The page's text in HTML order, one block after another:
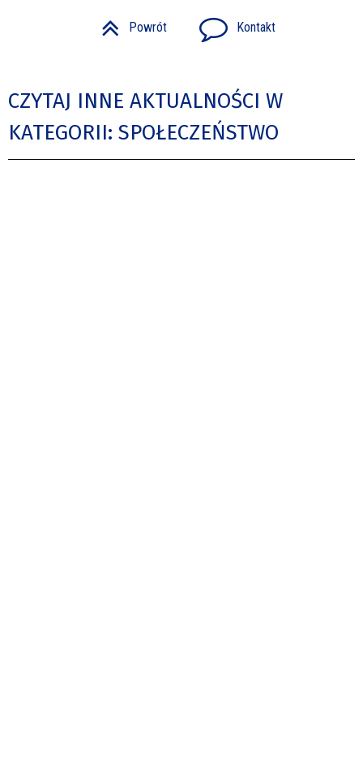
Powrót Kontakt
CZYTAJ INNE AKTUALNOŚCI W
KATEGORII: SPOŁECZEŃSTWO